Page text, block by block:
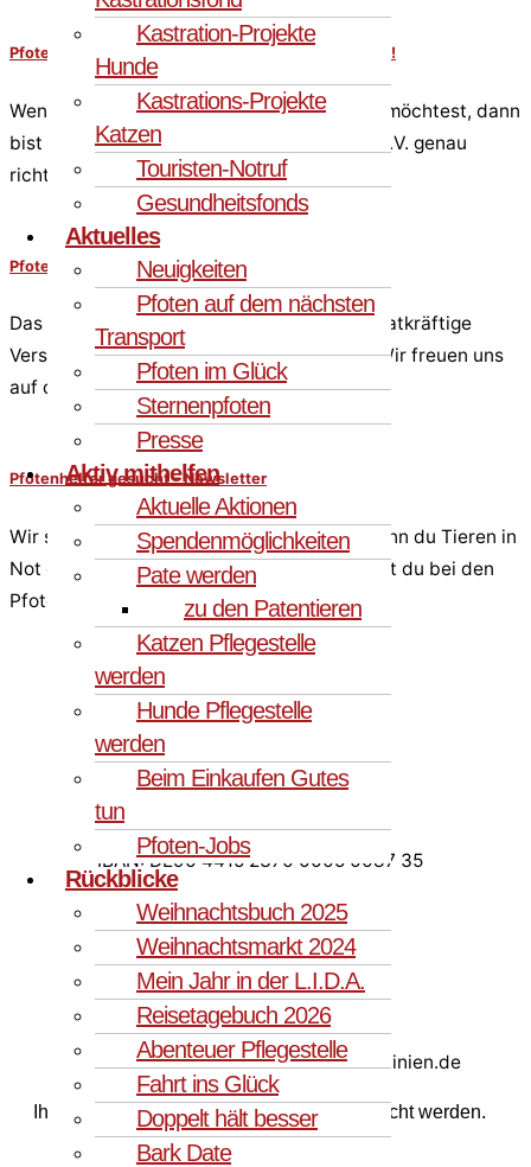
Kastration-Projekte
Hunde
Kastrations-Projekte
Katzen
Touristen-Notruf
Gesundheitsfonds
Aktuelles
Neuigkeiten
Pfoten auf dem nächsten
Transport
Pfoten im Glück
Sternenpfoten
Presse
Aktiv mithelfen
Aktuelle Aktionen
Spendenmöglichkeiten
Pate werden
zu den Patentieren
Katzen Pflegestelle
werden
Hunde Pflegestelle
werden
Beim Einkaufen Gutes
tun
Pfoten-Jobs
Rückblicke
Weihnachtsbuch 2025
Weihnachtsmarkt 2024
Mein Jahr in der L.I.D.A.
Reisetagebuch 2026
Abenteuer Pflegestelle
Fahrt ins Glück
Doppelt hält besser
Bark Date
Pfotenhelfer gesucht – Verstärkung für unser Team!
Wenn du Tieren in Not ehrenamtlich helfen möchtest, dann
bist du bei den PfotenFreunden Sardinien e.V. genau
richtig! Hier sind unsere Jobs…..
Pfotenhelfer gesucht – Videoschnitt Katzen
Das Katzenteam der PfotenFreunde sucht tatkräftige
Verstärkung für den Bereich Videoschnitt. Wir freuen uns
auf deine Bewerbung!
Pfotenhelfer gesucht – Newsletter
Wir suchen Verstärkung für unser Team. Wenn du Tieren in
Not ehrenamtlich helfen möchtest, dann bist du bei den
PfotenFreunden Sardinien e.V. genau richtig!
IBAN: DE90 4415 2370 0005 0087 35
BIC: WELADED1LUN
Sparkasse an der Lippe
Paypal: spenden@pfotenfreunde-sardinien.de
Ihre Spende kann steuerlich geltend gemacht werden.